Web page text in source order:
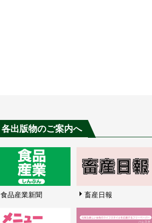
各出版物のご案内へ
食品産業新聞 畜産日報